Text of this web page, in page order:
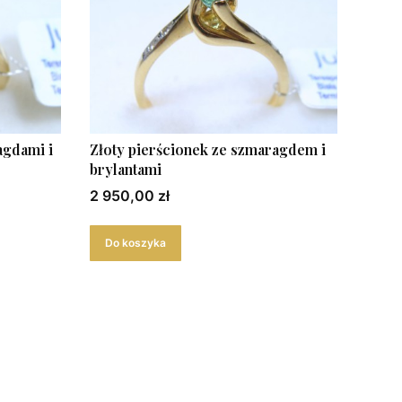
i
Złoty pierścionek ze szmaragdem i
brylantami
Cena
2 950,00 zł
Do koszyka